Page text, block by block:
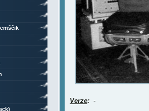
Verze:-